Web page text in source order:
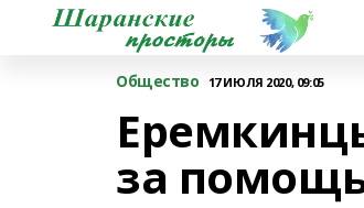
Общество 17 ИЮЛЯ 2020, 09:05
за